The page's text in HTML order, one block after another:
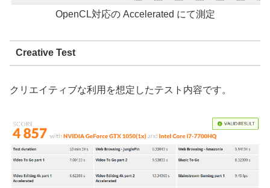
OpenCL対応の Accelerated にて測定
Creative Test
クリエイティブな利用を想定したテスト内容です。